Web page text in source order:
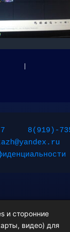
8(919)-
и сторонние
видео) для